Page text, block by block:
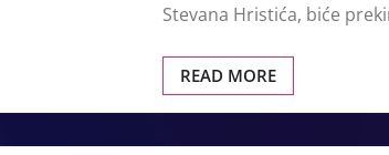
Stevana Hristića, biće
READ MORE